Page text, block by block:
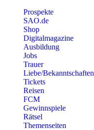
Prospekte
SAO.de
Shop
Digitalmagazine
Ausbildung
Jobs
Trauer
Liebe/Bekanntschaften
Tickets
Reisen
FCM
Gewinnspiele
Rätsel
Themenseiten